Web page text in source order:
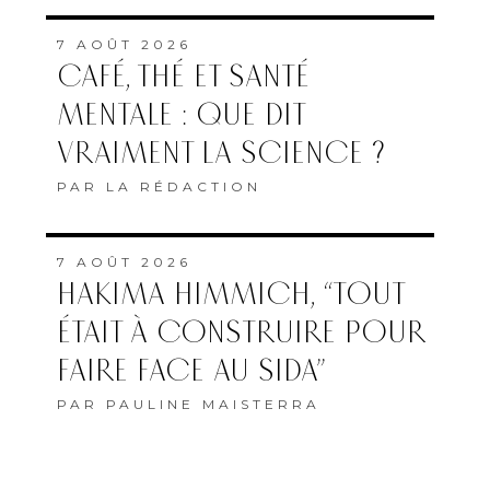
7 AOÛT 2026
CAFÉ, THÉ ET SANTÉ
MENTALE : QUE DIT
VRAIMENT LA SCIENCE ?
PAR LA RÉDACTION
7 AOÛT 2026
HAKIMA HIMMICH, “TOUT
ÉTAIT À CONSTRUIRE POUR
FAIRE FACE AU SIDA”
PAR PAULINE MAISTERRA